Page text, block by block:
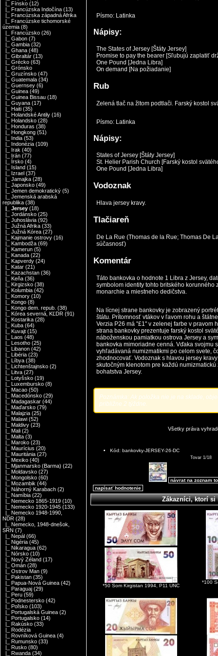
|_ Fínsko (12)
|_ Francúzska Indočína (13)
|_ Francúzska západná Afrika
|_ Francúzske tichomorské
územia (8)
|_ Francúzsko (26)
|_ Gabon (7)
|_ Gambia (32)
|_ Ghana (48)
|_ Gibraltár (13)
|_ Grécko (63)
|_ Grónsko
|_ Gruzínsko (47)
|_ Guatemala (34)
|_ Guernsey (6)
|_ Guinea (49)
|_ Guinea Bissau (18)
|_ Guyana (17)
|_ Haiti (35)
|_ Holandské Antily (16)
|_ Holandsko (28)
|_ Honduras (38)
|_ Hongkong (51)
|_ India (53)
|_ Indonézia (109)
|_ Irak (40)
|_ Irán (77)
|_ Írsko (4)
|_ Island (15)
|_ Izrael (37)
|_ Jamajka (28)
|_ Japonsko (49)
|_ Jemen demokratický (5)
|_ Jemenská arabská
republika (38)
|_ Jersey (18)
|_ Jordánsko (25)
|_ Juhoslávia (92)
|_ Južná Afrika (33)
|_ Južná Kórea (27)
|_ Kajmanie ostrovy (16)
|_ Kambodža (69)
|_ Kamerun (5)
|_ Kanada (22)
|_ Kapverdy (24)
|_ Katar (21)
|_ Kazachstan (36)
|_ Keňa (36)
|_ Kirgizsko (38)
|_ Kolumbia (42)
|_ Komory (10)
|_ Kongo (8)
|_ Kongo dem. repub. (38)
|_ Kórea severná, KĽDR (91)
|_ Kostarika (28)
|_ Kuba (64)
|_ Kuvajt (15)
|_ Laos (48)
|_ Lesotho (25)
|_ Libanon (42)
|_ Libéria (23)
|_ Líbya (38)
|_ Lichtenštajnsko (2)
|_ Litva (27)
|_ Lotyšsko (19)
|_ Luxembursko (8)
|_ Macao (50)
|_ Macedónsko (29)
|_ Madagaskar (44)
|_ Maďarsko (79)
|_ Malajzia (25)
|_ Malawi (52)
|_ Maldivy (23)
|_ Mali (2)
|_ Malta (3)
|_ Maroko (23)
|_ Maurícius (20)
|_ Mauritánia (27)
|_ Mexiko (40)
|_ Mjanmarsko (Barma) (22)
|_ Moldavsko (27)
|_ Mongolsko (60)
|_ Mozambik (44)
|_ Náhorný Karabach (2)
|_ Namíbia (22)
|_ Nemecko 1865-1919 (10)
|_ Nemecko 1920-1945 (133)
|_ Nemecko 1948-1990,
NDR (28)
|_ Nemecko, 1948-dnešok,
SRN (7)
|_ Nepál (66)
|_ Nigéria (45)
|_ Nikaragua (62)
|_ Nórsko (10)
|_ Nový Zéland (17)
|_ Omán (28)
|_ Ostrov Man (9)
|_ Pakistan (35)
|_ Papua-Nová Guinea (42)
|_ Paraguaj (29)
|_ Peru (59)
|_ Podnestersko (42)
|_ Poľsko (103)
|_ Portugalská Guinea (2)
|_ Portugalsko (14)
|_ Rakúsko (33)
|_ Rodézia
|_ Rovníková Guinea (4)
|_ Rumunsko (33)
|_ Rusko (80)
|_ Rwanda (34)
Písmo: Latinka
Nápisy:
The States of Jersey [Štáty Jersey]
Promise to pay the bearer [Sľubujú zaplatiť
One Pound [Jedna Libra]
On demand [Na požiadanie]
Rub
Zelená tlač na žltom podtlači. Farský kostol
Písmo: Latinka
Nápisy:
States of Jersey [Štáty Jersey]
St. Helier Parish Church [Farský kostol
One Pound [Jedna Libra]
Vodoznak
Hlava jersey kravy.
Tlačiareň
De La Rue (Thomas de la Rue; Thomas De
súčasnosť)
Komentár
Táto bankovka o hodnote 1 Libra z Jersey,
symbolom identity tohto britského
monarchie a miestneho dedičstva.
Na lícnej strane bankovky je zobrazený
štátu. Prítomnosť vtákov v ľavom rohu a
Verzia P26 má "£1" v zelenej farbe v pravom
strana bankovky prezentuje farský kostol
náboženskou pamiatkou ostrova Jersey a
bankovka mimoriadne cenná. Vďaka svojmu
vyhľadávaná numizmatikmi po celom svete,
zhodnocovať. Vodoznak s hlavou jersey
skutočným klenotom pre každú
bohatstva Jersey.
Poznámka: Ak položka nie je na sklade,
približne 2 týždne.
Všetky práva
Kód: bankovky-JERSEY-26-DC
Tovar 1/18
návrat na zoznam
napísať hodnotenie
Zákazníci, ktorí si
*50 Som Kirgistan 1994, P11 UNC
*100